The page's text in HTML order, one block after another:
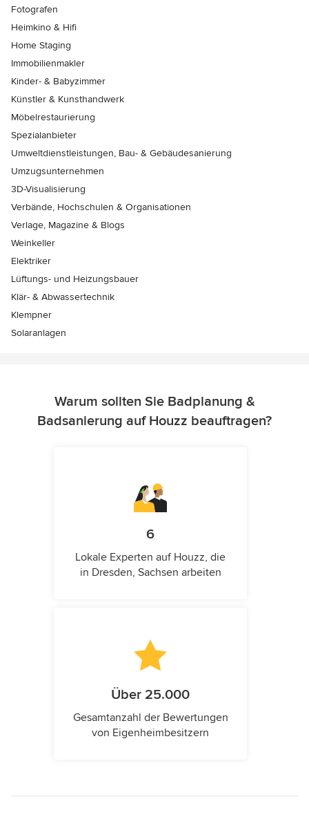
Fotografen
Heimkino & Hifi
Home Staging
Immobilienmakler
Kinder- & Babyzimmer
Künstler & Kunsthandwerk
Möbelrestaurierung
Spezialanbieter
Umweltdienstleistungen, Bau- & Gebäudesanierung
Umzugsunternehmen
3D-Visualisierung
Verbände, Hochschulen & Organisationen
Verlage, Magazine & Blogs
Weinkeller
Elektriker
Lüftungs- und Heizungsbauer
Klär- & Abwassertechnik
Klempner
Solaranlagen
Warum sollten Sie Badplanung &
Badsanierung auf Houzz beauftragen?
6
Lokale Experten auf Houzz, die
in Dresden, Sachsen arbeiten
Über 25.000
Gesamtanzahl der Bewertungen
von Eigenheimbesitzern